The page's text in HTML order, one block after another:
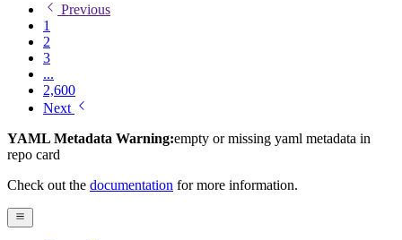
Previous
1
2
3
...
2,600
Next
YAML Metadata Warning:empty or missing yaml metadata in
repo card
Check out the documentation for more information.